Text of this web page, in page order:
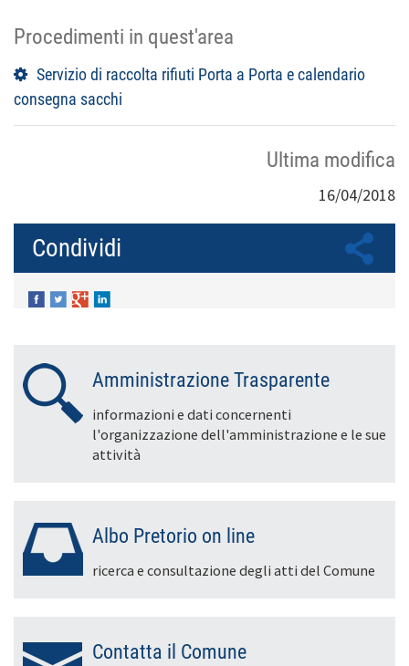
Procedimenti in quest'area
Servizio di raccolta rifiuti Porta a Porta e calendario
consegna sacchi
Ultima modifica
16/04/2018
Condividi
Amministrazione Trasparente
informazioni e dati concernenti
l'organizzazione dell'amministrazione e le sue
attività
Albo Pretorio on line
ricerca e consultazione degli atti del Comune
Contatta il Comune